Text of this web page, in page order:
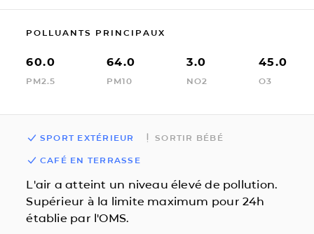
POLLUANTS PRINCIPAUX
60.0
PM2.5
64.0
PM10
3.0
NO2
45.0
O3
SPORT EXTÉRIEUR SORTIR BÉBÉ
CAFÉ EN TERRASSE
L'air a atteint un niveau élevé de pollution.
Supérieur à la limite maximum pour 24h
établie par l'OMS.